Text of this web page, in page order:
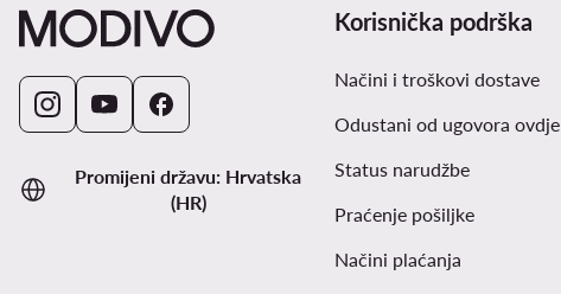
Promijeni državu: Hrvatska
(HR)
Korisnička podrška
Načini i troškovi dostave
Odustani od ugovora ovdje
Status narudžbe
Praćenje pošiljke
Načini plaćanja